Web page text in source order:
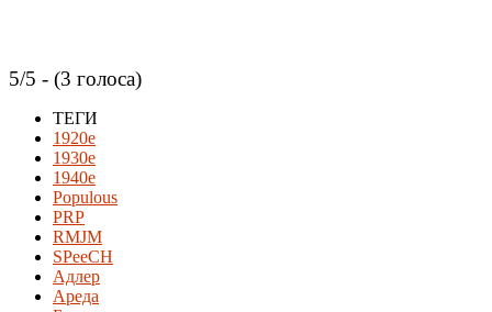
5/5 - (3 голоса)
ТЕГИ
1920e
1930е
1940е
Populous
PRP
RMJM
SPeeCH
Адлер
Ареда